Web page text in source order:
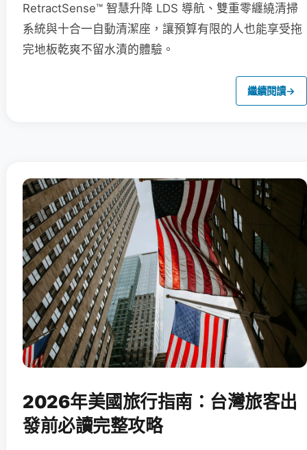
RetractSense™ 智慧升降 LDS 導航、雙重零纏繞清掃
系統與十合一自動清潔座，讓預算有限的人也能享受拖
完地板乾爽不留水漬的體驗。
繼續閱讀→
2026年美國旅行指南：台灣旅客出
發前必讀完整攻略